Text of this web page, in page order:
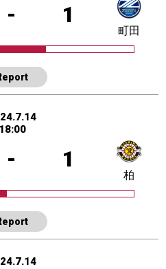
- 1
町田
18:00
- 1
柏